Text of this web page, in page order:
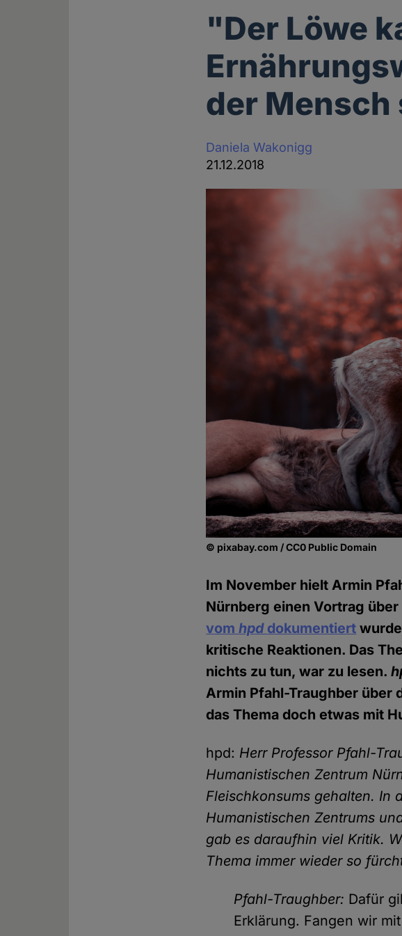
"Der Löwe
der Mensch
Daniela Wakonigg
21.12.2018
© pixabay.com / CC0 Public Domain
Im November hielt Armin
Nürnberg einen Vortrag
vomhpd dokumentiert
kritische Reaktionen. Das
nichts zu tun, war zu lesen.
Armin Pfahl-Traughber über
das Thema doch etwas mit
hpd: Herr Professor Pfahl-
Humanistischen Zentrum
Fleischkonsums gehalten. In
Humanistischen Zentrums
gab es daraufhin viel Kritik.
Thema immer wieder so
Pfahl-Traughber: Dafür
Erklärung. Fangen wir